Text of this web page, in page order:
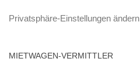
Privatsphäre-Einstellungen ändern
MIETWAGEN-VERMITTLER